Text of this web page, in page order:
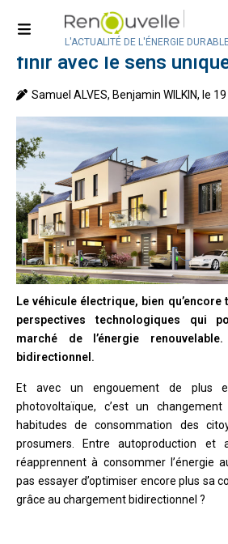
L'ACTUALITÉ DE L'ÉNERGIE
Le chargement
finir avec le sens
Samuel ALVES, Benjamin WILKIN, le
Le véhicule électrique, bien
perspectives technologiques qui
marché de l’énergie
bidirectionnel.
Et avec un engouement de plus
photovoltaïque, c’est un
habitudes de consommation des
prosumers. Entre autoproduction et
réapprennent à consommer l’énergie
pas essayer d’optimiser encore plus sa
grâce au chargement bidirectionnel ?